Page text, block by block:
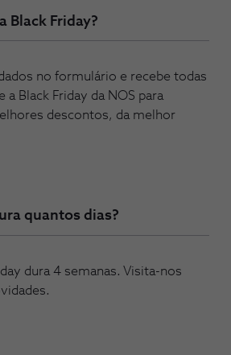
Black Friday?
no formulário e recebe todas
a Black Friday da NOS para
descontos, da melhor
quantos dias?
dura 4 semanas. Visita-nos